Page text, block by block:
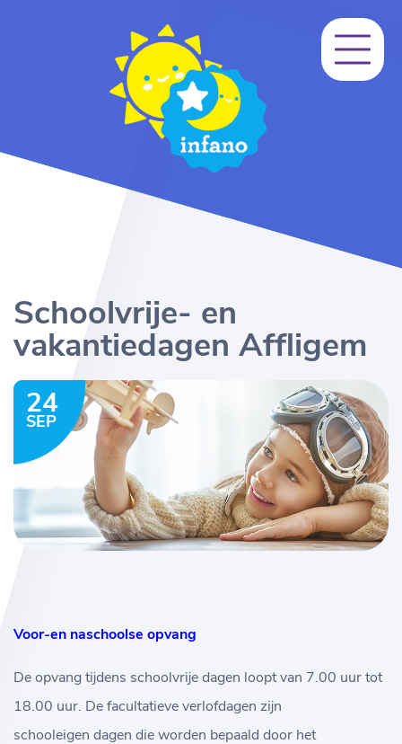
Schoolvrije- en
vakantiedagen Affligem
24
SEP
Voor-en naschoolse opvang
De opvang tijdens schoolvrije dagen loopt van 7.00 uur tot
18.00 uur. De facultatieve verlofdagen zijn
schooleigen dagen die worden bepaald door het